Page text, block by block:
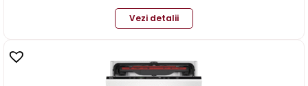
Vezi detalii